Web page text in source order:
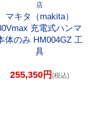
店
マキタ（makita）
充電式ハンマ
体のみ HM004GZ 工
具
255,350円 (税込)